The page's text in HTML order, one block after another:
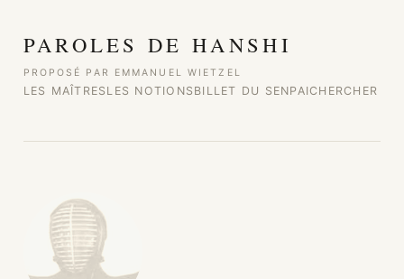
PAROLES DE HANSHI
PROPOSÉ PAR EMMANUEL WIETZEL
LES MAÎTRES LES NOTIONS BILLET DU SENPAICHERCHER